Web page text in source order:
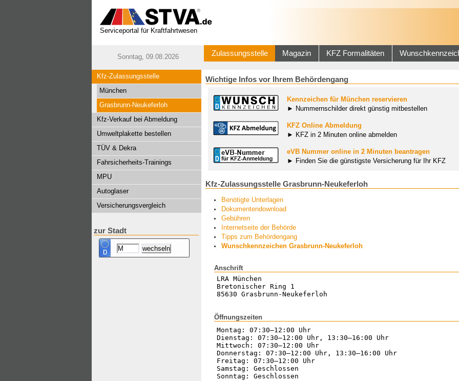
Serviceportal für Kraftfahrtwesen
Sonntag, 09.08.2026 Zulassungsstelle Magazin KFZ Formalitäten
Kfz-Zulassungsstelle
München
Grasbrunn-Neukeferloh
Kfz-Verkauf bei Abmeldung
Umweltplakette bestellen
TÜV & Dekra
Fahrsicherheits-Trainings
MPU
Autoglaser
Versicherungsvergleich
zur Stadt
Wichtige Infos vor Ihrem Behördengang
Kennzeichen für München reservieren
► Nummernschilder direkt günstig mitbestellen
KFZ Online Abmeldung
► KFZ in 2 Minuten online abmelden
eVB Nummer online in 2 Minuten beantragen
► Finden Sie die günstigste Versicherung für Ihr KFZ
Kfz-Zulassungsstelle Grasbrunn-Neukeferloh
Benötigte Unterlagen
Dokumentendownload
Gebühren
Internetseite der Behörde
Tipps zum Behördengang
Wunschkennzeichen Grasbrunn-Neukeferloh
Anschrift
LRA München
Bretonischer Ring 1
85630 Grasbrunn-Neukeferloh
Öffnungszeiten
Montag: 07:30–12:00 Uhr
Dienstag: 07:30–12:00 Uhr, 13:30–16:00 Uhr
Mittwoch: 07:30–12:00 Uhr
Donnerstag: 07:30–12:00 Uhr, 13:30–16:00 Uhr
Freitag: 07:30–12:00 Uhr
Samstag: Geschlossen
Sonntag: Geschlossen